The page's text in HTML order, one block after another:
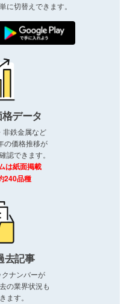
に切替えできます。
データ
非鉄金属など
の価格推移が
認できます。
は紙面掲載
240品種
去記事
ナンバーが
の業界状況も
ます。